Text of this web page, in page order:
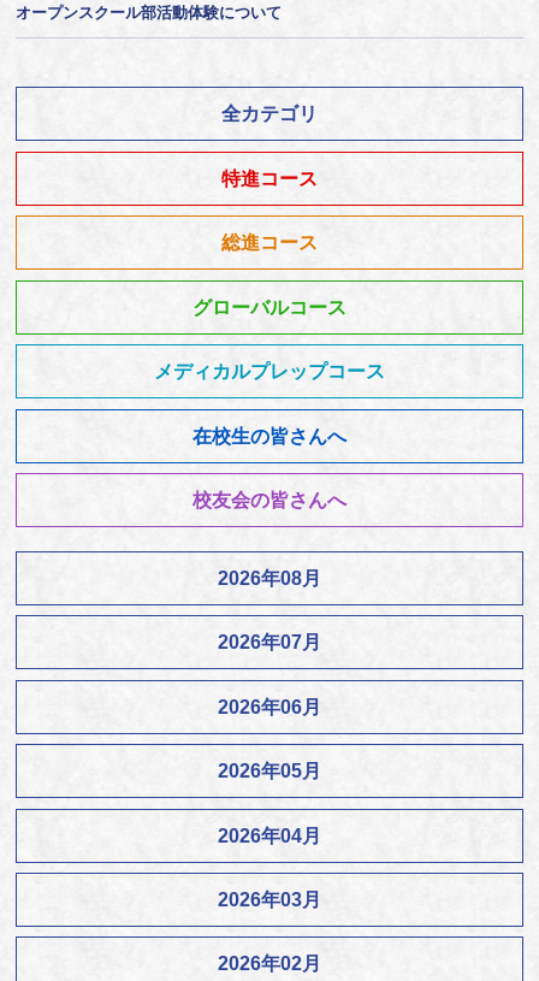
オープンスクール部活動体験について
全カテゴリ
特進コース
総進コース
グローバルコース
メディカルプレップコース
在校生の皆さんへ
校友会の皆さんへ
2026年08月
2026年07月
2026年06月
2026年05月
2026年04月
2026年03月
2026年02月